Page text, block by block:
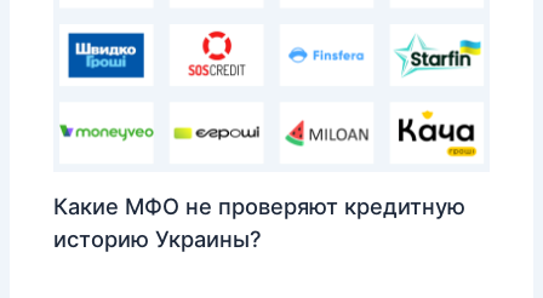
Какие МФО не проверяют кредитную
историю Украины?